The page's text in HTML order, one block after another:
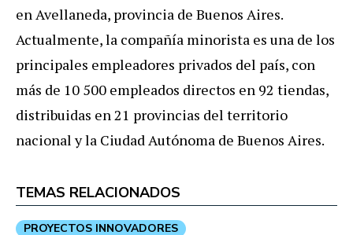
en Avellaneda, provincia de Buenos Aires.
Actualmente, la compañía minorista es una de los
principales empleadores privados del país, con
más de 10 500 empleados directos en 92 tiendas,
distribuidas en 21 provincias del territorio
nacional y la Ciudad Autónoma de Buenos Aires.
TEMAS RELACIONADOS
PROYECTOS INNOVADORES